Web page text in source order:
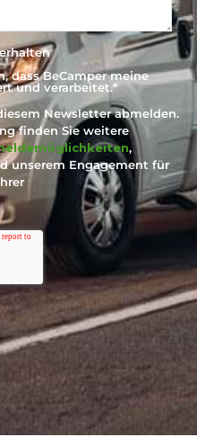
dass BeCamper meine
und verarbeitet.*
Newsletter abmelden.
finden Sie weitere
,
unserem Engagement für